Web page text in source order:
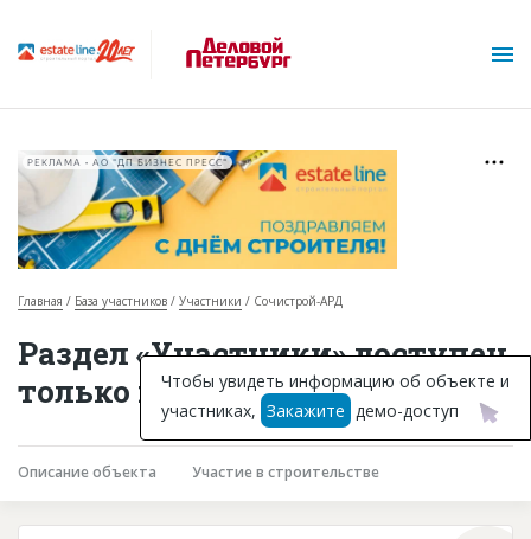
Горячие объекты
База строящихся объектов
Инвестпроекты
Глоссарий
РЕКЛАМА • АО "ДП БИЗНЕС ПРЕСС"
Главная База участников Участники Сочистрой-АРД
Раздел «Участники» доступен
только подписчикам
Описание объекта Участие в строительстве
Чтобы увидеть информацию об объекте и
участниках, Закажите демо-доступ